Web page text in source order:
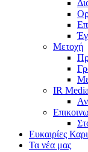
Μετοχή
IR
Ευκαιρίες
Τα νέα μας